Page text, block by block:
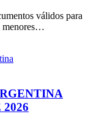
válidos para
menores…